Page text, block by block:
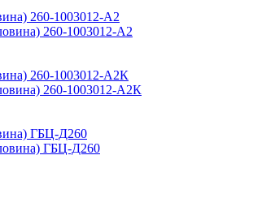
260-1003012-А2
260-1003012-А2К
ГБЦ-Д260